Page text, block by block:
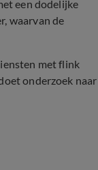
een dodelijke
waarvan de
met flink
onderzoek naar